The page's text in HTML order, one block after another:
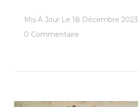
Mis À Jour Le 18 Décembre 2023
0 Commentaire
Enquête